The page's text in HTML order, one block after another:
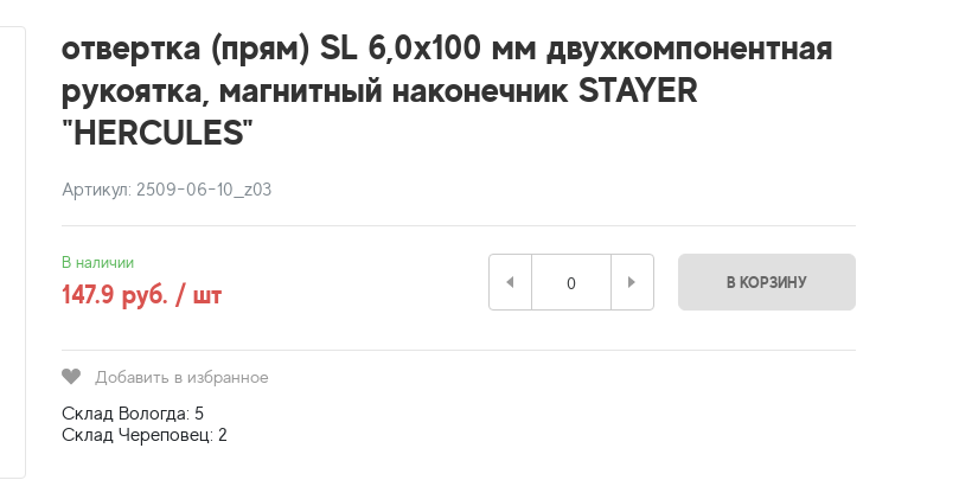
отвертка (прям) SL 6,0x100 мм двухкомпонентная
рукоятка, магнитный наконечник STAYER
"HERCULES"
Артикул: 2509-06-10_z03
В наличии
147.9 руб. / шт В КОРЗИНУ
Добавить в избранное
Склад Вологда: 5
Склад Череповец: 2